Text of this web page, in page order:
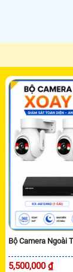
Bộ Camera Ngoài
5,500,000 ₫